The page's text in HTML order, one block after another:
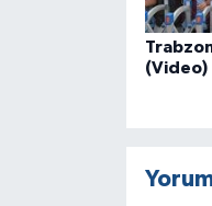
(Video)